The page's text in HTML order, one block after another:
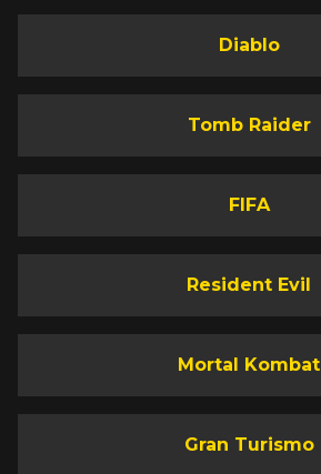
Diablo
Tomb Raider
FIFA
Resident Evil
Mortal Kombat
Gran Turismo